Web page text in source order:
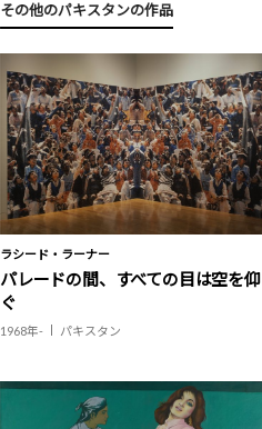
その他のパキスタンの作品
ラシード・ラーナー
パレードの間、すべての目は空を仰
ぐ
1968年- パキスタン